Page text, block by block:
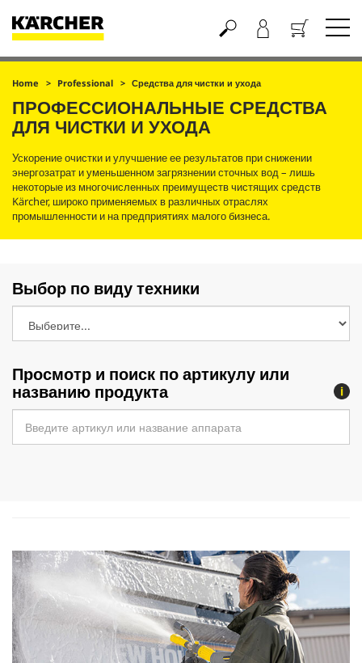
Корзина
Home Professional Средства для чистки и ухода
ПРОФЕССИОНАЛЬНЫЕ СРЕДСТВА
ДЛЯ ЧИСТКИ И УХОДА
Ускорение очистки и улучшение ее результатов при снижении
энергозатрат и уменьшенном загрязнении сточных вод – лишь
некоторые из многочисленных преимуществ чистящих средств
Kärcher, широко применяемых в различных отраслях
промышленности и на предприятиях малого бизнеса.
Выбор по виду техники
Просмотр и поиск по артикулу или
названию продукта